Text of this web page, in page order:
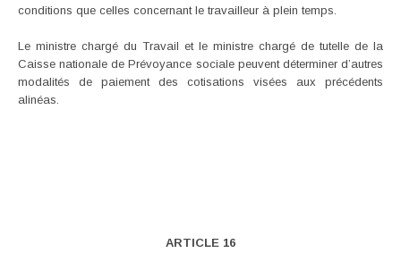
conditions que celles concernant le travailleur à plein temps.
Le ministre chargé du Travail et le ministre chargé de tutelle de la
Caisse nationale de Prévoyance sociale peuvent déterminer d’autres
modalités de paiement des cotisations visées aux précédents
alinéas.
ARTICLE 16